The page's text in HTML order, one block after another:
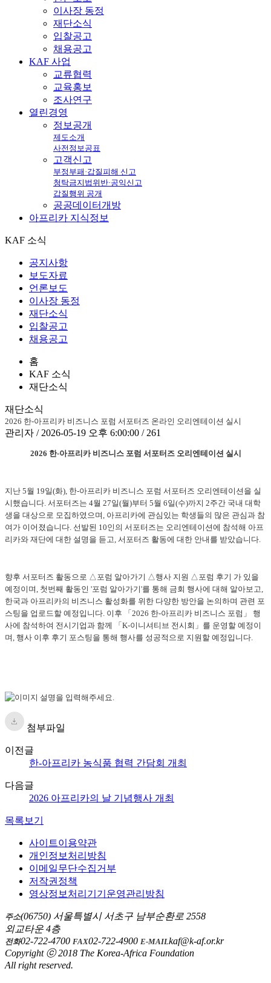
이사장 동정
재단소식
입찰공고
채용공고
KAF 사업
교류협력
교육홍보
조사연구
열린경영
정보공개
제도소개
사전정보공표
고객신고
부정부패·갑질피해 신고
청탁금지법위반·공익신고
갑질행위 공개
공공데이터개방
아프리카 지식정보
KAF 소식
공지사항
보도자료
언론보도
이사장 동정
재단소식
입찰공고
채용공고
홈
KAF 소식
재단소식
재단소식
2026 한-아프리카 비즈니스 포럼 서포터즈 온라인 오리엔테이션 실시
관리자 / 2026-05-19 오후 6:00:00 / 261
2026 한-아프리카 비즈니스 포럼 서포터즈 오리엔테이션 실시
지난 5월 19일(화), 한-아프리카 비즈니스 포럼 서포터즈 오리엔테이션을 실
시했습니다. 서포터즈는 4월 27일(월)부터 5월 6일(수)까지 2주간 국내 대학
생을 대상으로 모집하였으며, 아프리카에 관심있는 학생들의 많은 관심과 참
여가 이어졌습니다. 선발된 10인의 서포터즈는 오리엔테이션에 참석해 아프
리카와 재단에 대한 설명을 듣고, 서포터즈 활동에 대한 안내를 받았습니다.
향후 서포터즈 활동으로 △포럼 알아가기 △행사 지원 △포럼 후기 가 있을
예정이며, 첫번째 활동인 '포럼 알아가기'를 통해 금회 행사에 대해 알아보고,
한국과 아프리카의 비즈니스 활성화를 위한 다양한 방안을 논의하며 관련 포
스팅을 업로드할 예정입니다. 이후 「2026 한-아프리카 비즈니스 포럼」 행
사에 참석하여 전시기업과 함께 「K-이니셔티브 전시회」를 운영할 예정이
며, 행사 이후 후기 포스팅을 통해 행사를 성공적으로 지원할 예정입니다.
첨부파일
이전글
한-아프리카 농식품 협력 간담회 개최
다음글
2026 아프리카의 날 기념행사 개최
목록보기
사이트이용약관
개인정보처리방침
이메일무단수집거부
저작권정책
영상정보처리기기운영관리방침
주소(06750) 서울특별시 서초구 남부순환로 2558
외교타운 4층
전화02-722-4700 FAX02-722-4900 E-MAILkaf@k-af.or.kr
Copyright ⓒ 2018 The Korea-Africa Foundation
All right reserved.